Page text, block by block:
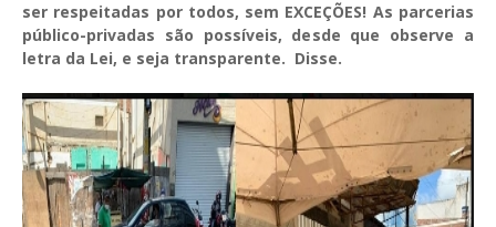
ser respeitadas por todos, sem EXCEÇÕES! As parcerias
público-privadas são possíveis, desde que observe a
letra da Lei, e seja transparente. Disse.